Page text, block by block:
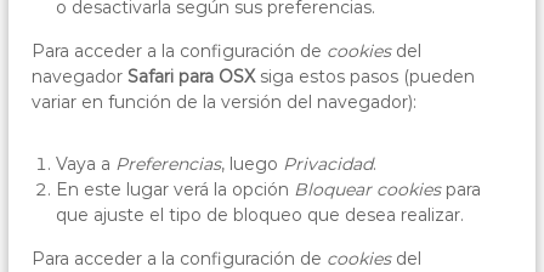
o desactivarla según sus preferencias.
Para acceder a la configuración de cookiesdel
navegadorSafari para OSXsiga estos pasos (pueden
variar en función de la versión del navegador):
Vaya a Preferencias, luego Privacidad.
En este lugar verá la opción Bloquear cookiespara
que ajuste el tipo de bloqueo que desea realizar.
Para acceder a la configuración de cookiesdel